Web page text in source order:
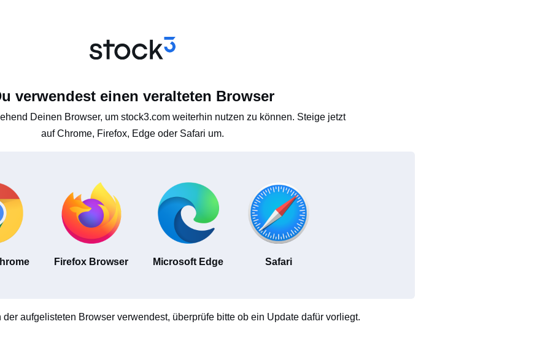
verwendest einen veralteten Browser
Deinen Browser, um stock3.com weiterhin nutzen zu können. Steige jetzt
auf Chrome, Firefox, Edge oder Safari um.
Firefox Browser Microsoft Edge Safari
aufgelisteten Browser verwendest, überprüfe bitte ob ein Update dafür vorliegt.